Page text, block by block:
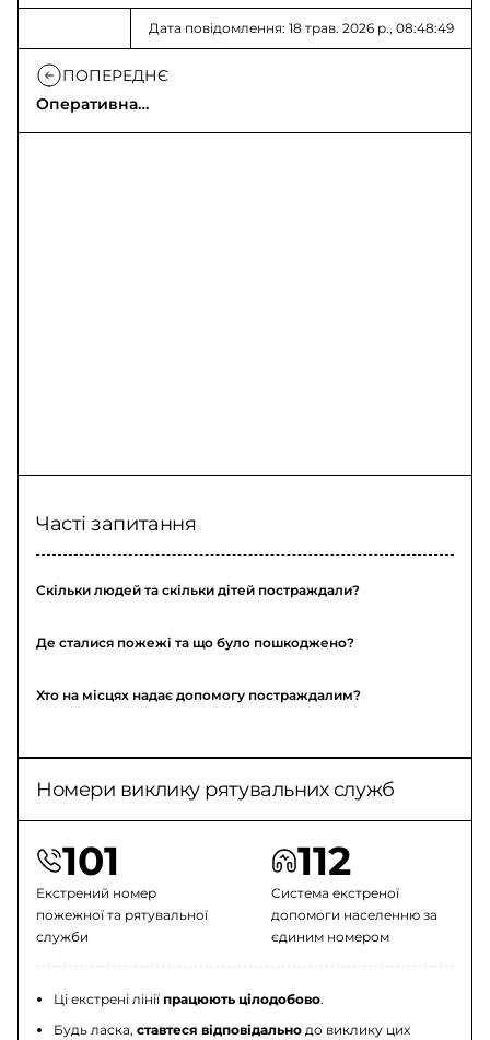
Дата повідомлення: 18 трав. 2026 р., 08:48:49
ПОПЕРЕДНЄ
Оперативна
інформація: російське
Часті запитання
Скільки людей та скільки дітей постраждали?
Де сталися пожежі та що було пошкоджено?
Хто на місцях надає допомогу постраждалим?
Номери виклику рятувальних служб
101
Екстрений номер
пожежної та рятувальної
служби
112
Система екстреної
допомоги населенню за
єдиним номером
Ці екстрені лініїпрацюють цілодобово.
Будь ласка,ставтеся відповідально до виклику цих